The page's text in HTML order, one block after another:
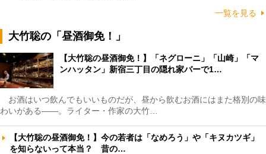
一覧を見る
大竹聡の「昼酒御免！」
【大竹聡の昼酒御免！】「ネグローニ」「山崎」「マ
ンハッタン」新宿三丁目の隠れ家バーで1…
お酒はいつ飲んでもいいものだが、昼から飲むお酒にはまた格別の味
わいがある――。ライター・作家の大竹…
【大竹聡の昼酒御免！】今の若者は「なめろう」や「キヌカツギ」
を知らないって本当？ 昔の…